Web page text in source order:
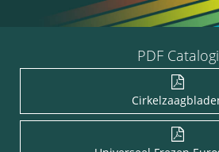
PDF Catalogi